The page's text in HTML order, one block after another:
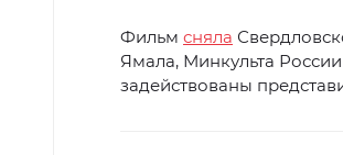
Фильм сняла
Ямала, Минкульта
задействованы